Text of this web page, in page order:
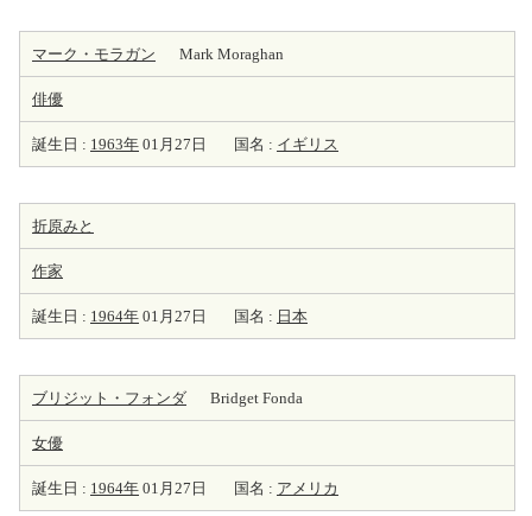
マーク・モラガン Mark Moraghan
俳優
誕生日 : 1963年 01月27日 国名 : イギリス
折原みと
作家
誕生日 : 1964年 01月27日 国名 : 日本
ブリジット・フォンダ Bridget Fonda
女優
誕生日 : 1964年 01月27日 国名 : アメリカ